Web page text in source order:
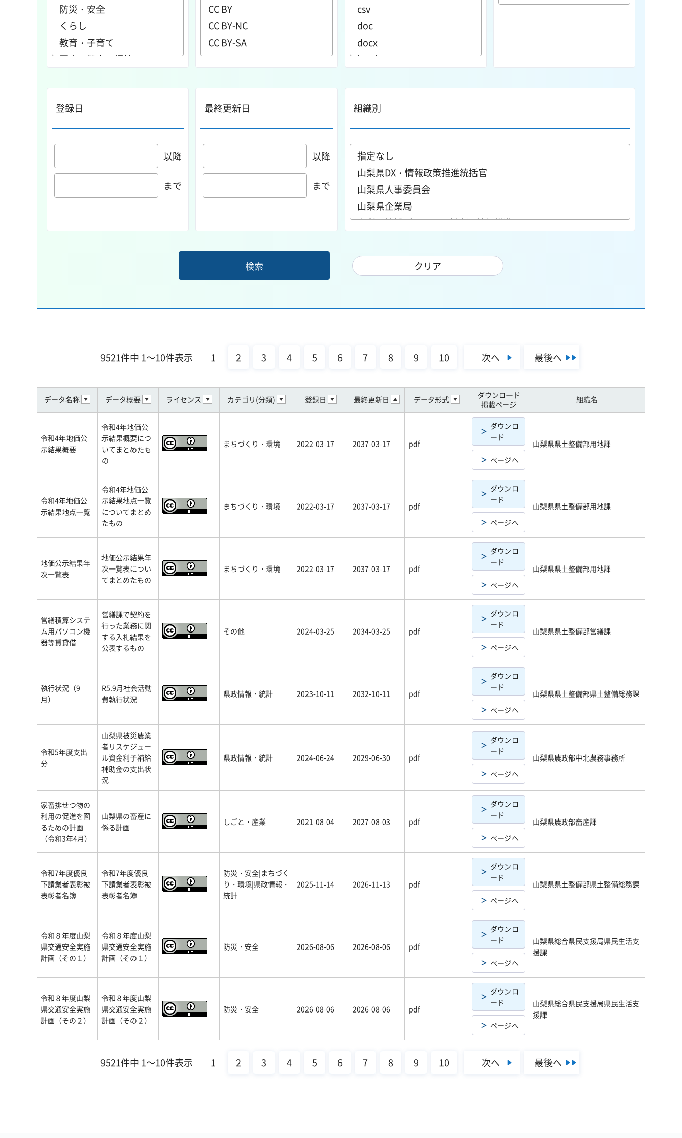
登録日
以降
まで
最終更新日
以降
まで
組織別
9521件中 1～10件表示 1 2 3 4 5 6 7 8 9 10 次へ 最後へ
データ名称 データ概要 ライセンス カテゴリ(分類) 登録日 最終更新日 データ形式
ダウンロード
掲載ページ
組織名
令和4年地価公
示結果概要
令和4年地価公
示結果概要につ
いてまとめたも
の
まちづくり・環境 2022-03-17 2037-03-17 pdf
ダウンロ
ード
ページへ
山梨県県土整備部用地課
令和4年地価公
示結果地点一覧
令和4年地価公
示結果地点一覧
についてまとめ
たもの
まちづくり・環境 2022-03-17 2037-03-17 pdf
ダウンロ
ード
ページへ
山梨県県土整備部用地課
地価公示結果年
次一覧表
地価公示結果年
次一覧表につい
てまとめたもの
まちづくり・環境 2022-03-17 2037-03-17 pdf
ダウンロ
ード
ページへ
山梨県県土整備部用地課
営繕積算システ
ム用パソコン機
器等賃貸借
営繕課で契約を
行った業務に関
する入札結果を
公表するもの
その他 2024-03-25 2034-03-25 pdf
ダウンロ
ード
ページへ
山梨県県土整備部営繕課
執行状況（9
月）
R5.9月社会活動
費執行状況
県政情報・統計 2023-10-11 2032-10-11 pdf
ダウンロ
ード
ページへ
山梨県県土整備部県土整備総務課
令和5年度支出
分
山梨県被災農業
者リスケジュー
ル資金利子補給
補助金の支出状
況
県政情報・統計 2024-06-24 2029-06-30 pdf
ダウンロ
ード
ページへ
山梨県農政部中北農務事務所
家畜排せつ物の
利用の促進を図
るための計画
（令和3年4月）
山梨県の畜産に
係る計画
しごと・産業 2021-08-04 2027-08-03 pdf
ダウンロ
ード
ページへ
山梨県農政部畜産課
令和7年度優良
下請業者表彰被
表彰者名簿
令和7年度優良
下請業者表彰被
表彰者名簿
防災・安全|まちづく
り・環境|県政情報・
統計
2025-11-14 2026-11-13 pdf
ダウンロ
ード
ページへ
山梨県県土整備部県土整備総務課
令和８年度山梨
県交通安全実施
計画（その１）
令和８年度山梨
県交通安全実施
計画（その１）
防災・安全 2026-08-06 2026-08-06 pdf
ダウンロ
ード
ページへ
山梨県総合県民支援局県民生活支
援課
令和８年度山梨
県交通安全実施
計画（その２）
令和８年度山梨
県交通安全実施
計画（その２）
防災・安全 2026-08-06 2026-08-06 pdf
ダウンロ
ード
ページへ
山梨県総合県民支援局県民生活支
援課
9521件中 1～10件表示 1 2 3 4 5 6 7 8 9 10 次へ 最後へ